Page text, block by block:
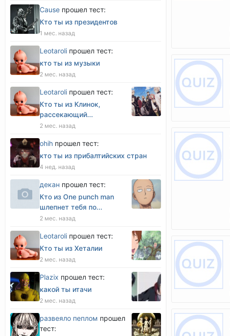
Cause прошел тест:
Кто ты из президентов
1 мес. назад
Leotaroli прошел тест:
кто ты из музыки
2 мес. назад
Leotaroli прошел тест:
Кто ты из Клинок,
рассекающий...
2 мес. назад
оhih прошел тест:
кто ты из прибалтийских стран
4 нед. назад
декан прошел тест:
Кто из One punch man
шлепнет тебя по...
2 мес. назад
Leotaroli прошел тест:
Кто ты из Хеталии
2 мес. назад
Plazix прошел тест:
какой ты итачи
2 мес. назад
развеяло пеплом прошел
тест: